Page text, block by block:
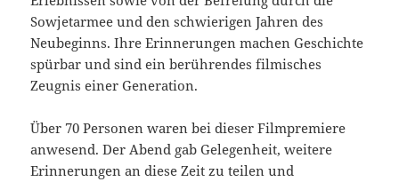
Sowjetarmee und den schwierigen Jahren des
Neubeginns. Ihre Erinnerungen machen Geschichte
spürbar und sind ein berührendes filmisches
Zeugnis einer Generation.
Über 70 Personen waren bei dieser Filmpremiere
anwesend. Der Abend gab Gelegenheit, weitere
Erinnerungen an diese Zeit zu teilen und